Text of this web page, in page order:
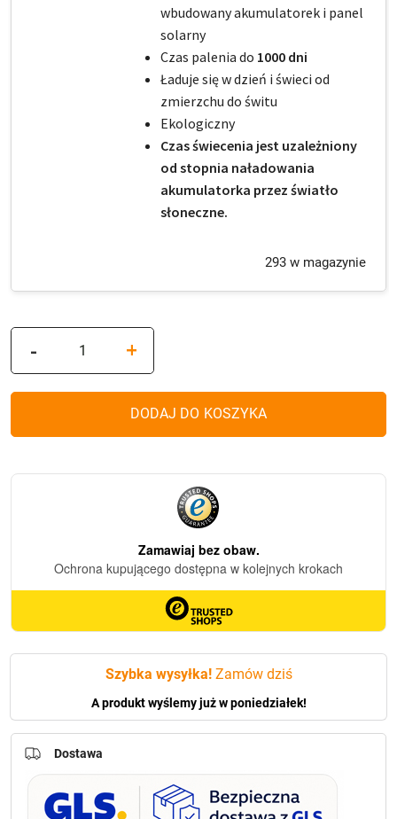
Dostawa
Szybka wysyłka!Zamów dziś
A produkt wyślemy już w poniedziałek!
wbudowany akumulatorek i panel
solarny
Czas palenia do 1000 dni
Ładuje się w dzień i świeci od
zmierzchu do świtu
Ekologiczny
Czas świecenia jest uzależniony
od stopnia naładowania
akumulatorka przez światło
słoneczne.
293 w magazynie
-
Zestaw
Prima1
+
DODAJ DO KOSZYKA